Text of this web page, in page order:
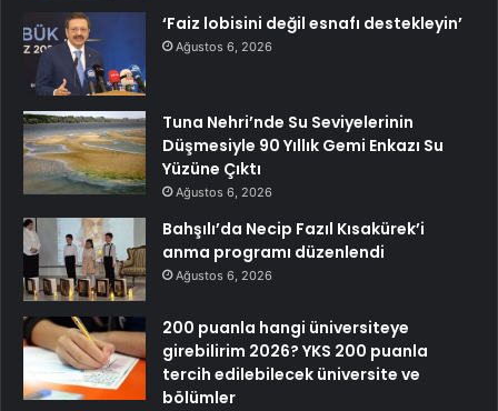
‘Faiz lobisini değil esnafı destekleyin’
Ağustos 6, 2026
Tuna Nehri’nde Su Seviyelerinin
Düşmesiyle 90 Yıllık Gemi Enkazı Su
Yüzüne Çıktı
Ağustos 6, 2026
Bahşılı’da Necip Fazıl Kısakürek’i
anma programı düzenlendi
Ağustos 6, 2026
200 puanla hangi üniversiteye
girebilirim 2026? YKS 200 puanla
tercih edilebilecek üniversite ve
bölümler